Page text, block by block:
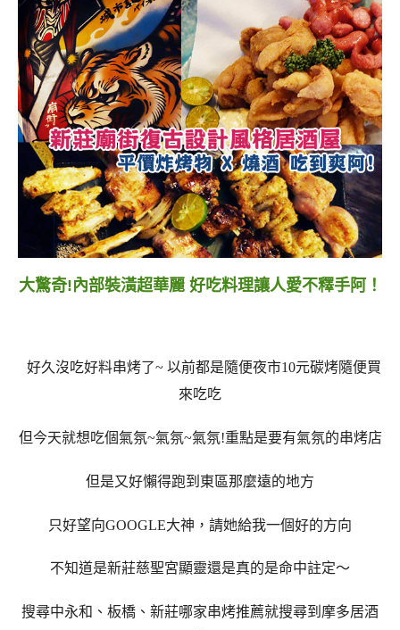
大驚奇!內部裝潢超華麗 好吃料理讓人愛不釋手阿！
好久沒吃好料串烤了~ 以前都是隨便夜市10元碳烤隨便買
來吃吃
但今天就想吃個氣氛~氣氛~氣氛!重點是要有氣氛的串烤店
但是又好懶得跑到東區那麼遠的地方
只好望向GOOGLE大神，請她給我一個好的方向
不知道是新莊慈聖宮顯靈還是真的是命中註定～
搜尋中永和、板橋 、 新莊哪家串烤推薦就搜尋到摩多居酒